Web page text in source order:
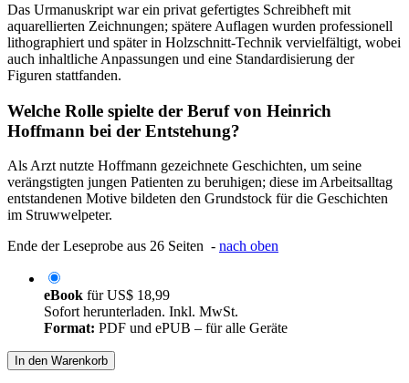
Das Urmanuskript war ein privat gefertigtes Schreibheft mit
aquarellierten Zeichnungen; spätere Auflagen wurden professionell
lithographiert und später in Holzschnitt-Technik vervielfältigt, wobei
auch inhaltliche Anpassungen und eine Standardisierung der
Figuren stattfanden.
Welche Rolle spielte der Beruf von Heinrich
Hoffmann bei der Entstehung?
Als Arzt nutzte Hoffmann gezeichnete Geschichten, um seine
verängstigten jungen Patienten zu beruhigen; diese im Arbeitsalltag
entstandenen Motive bildeten den Grundstock für die Geschichten
im Struwwelpeter.
Ende der Leseprobe aus 26 Seiten - nach oben
eBook fürUS$ 18,99
Sofort herunterladen. Inkl. MwSt.
Format: PDF und ePUB – für alle Geräte
In den Warenkorb